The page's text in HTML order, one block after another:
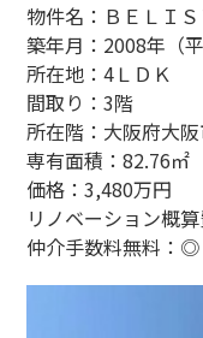
物件名：ＢＥＬＩ
築年月：2008年（
所在地：4ＬＤＫ
間取り：3階
所在階：大阪府大
専有面積：82.76㎡
価格：3,480万円
リノベーション概
仲介手数料無料：◎